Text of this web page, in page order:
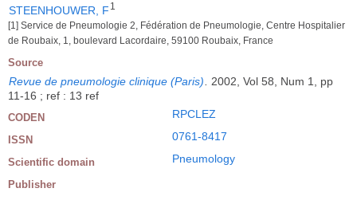
STEENHOUWER, F 1
[1] Service de Pneumologie 2, Fédération de Pneumologie, Centre Hospitalier
de Roubaix, 1, boulevard Lacordaire, 59100 Roubaix, France
Source
Revue de pneumologie clinique (Paris)
2002, Vol 58, Num 1, pp
11-16 ; ref : 13 ref
CODEN RPCLEZ
ISSN 0761-8417
Scientific domain Pneumology
Publisher